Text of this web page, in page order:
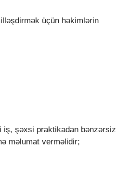
üçün həkimlərin
iş, şəxsi praktikadan bənzərsiz
məlumat verməlidir;